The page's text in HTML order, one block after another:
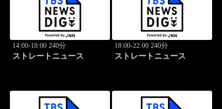
14:00-18:00 240分
ストレートニュース
18:00-22:00 240分
ストレートニュース